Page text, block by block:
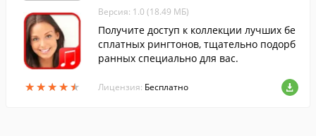
★★★★★
★★★★★
Версия: 1.0 (18.49 МБ)
Получите доступ к коллекции лучших бе
сплатных рингтонов, тщательно подорб
ранных специально для вас.
Лицензия: Бесплатно